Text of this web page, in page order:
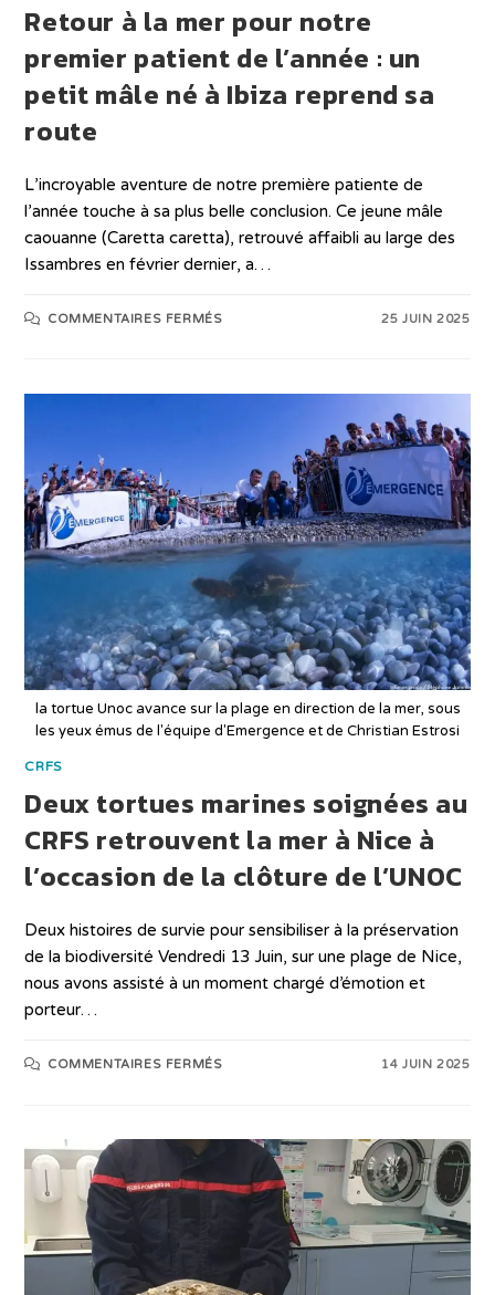
Retour à la mer pour notre
premier patient de l’année : un
petit mâle né à Ibiza reprend sa
route
L’incroyable aventure de notre première patiente de
l’année touche à sa plus belle conclusion. Ce jeune mâle
caouanne (Caretta caretta), retrouvé affaibli au large des
Issambres en février dernier, a…
COMMENTAIRES FERMÉS 25 JUIN 2025
la tortue Unoc avance sur la plage en direction de la mer, sous
les yeux émus de l'équipe d'Emergence et de Christian Estrosi
CRFS
Deux tortues marines soignées au
CRFS retrouvent la mer à Nice à
l’occasion de la clôture de l’UNOC
Deux histoires de survie pour sensibiliser à la préservation
de la biodiversité Vendredi 13 Juin, sur une plage de Nice,
nous avons assisté à un moment chargé d’émotion et
porteur…
COMMENTAIRES FERMÉS 14 JUIN 2025